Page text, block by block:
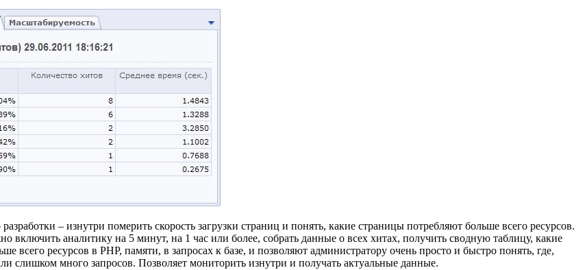
– изнутри померить скорость загрузки страниц и понять, какие страницы потребляют больше всего ресурсов.
аналитику на 5 минут, на 1 час или более, собрать данные о всех хитах, получить сводную таблицу, какие
всего ресурсов в PHP, памяти, в запросах к базе, и позволяют администратору очень просто и быстро понять, где,
слишком много запросов. Позволяет мониторить изнутри и получать актуальные данные.